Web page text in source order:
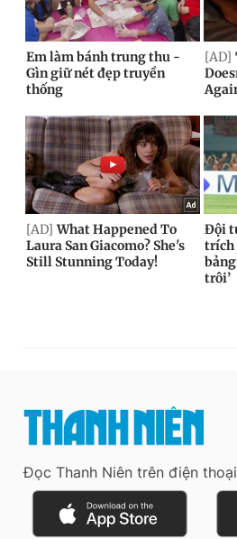
Đọc Thanh Niên trên điện thoại